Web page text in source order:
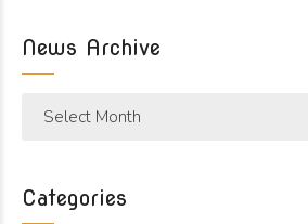
News Archive
Select Month
Categories